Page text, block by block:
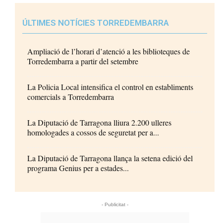
ÚLTIMES NOTÍCIES TORREDEMBARRA
Ampliació de l’horari d’atenció a les biblioteques de
Torredembarra a partir del setembre
La Policia Local intensifica el control en establiments
comercials a Torredembarra
La Diputació de Tarragona lliura 2.200 ulleres
homologades a cossos de seguretat per a...
La Diputació de Tarragona llança la setena edició del
programa Genius per a estades...
- Publicitat -